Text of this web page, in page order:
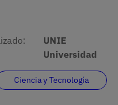
UNIE
Universidad
Ciencia y Tecnología